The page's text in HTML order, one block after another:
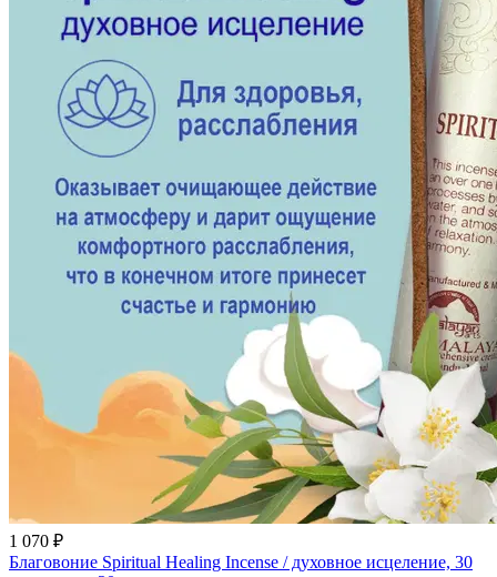
1 070 ₽
Благовоние Spiritual Healing Incense / духовное исцеление, 30